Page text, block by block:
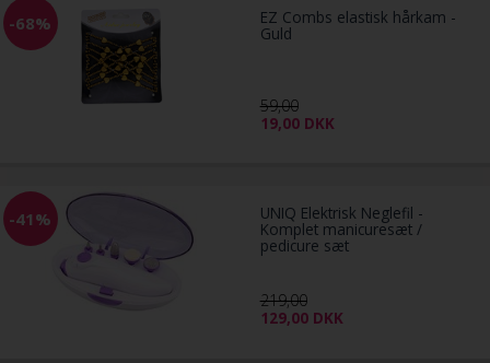
-68% EZ Combs elastisk hårkam -
Guld
59,00
19,00 DKK
-41% UNIQ Elektrisk Neglefil -
Komplet manicuresæt /
pedicure sæt
219,00
129,00 DKK